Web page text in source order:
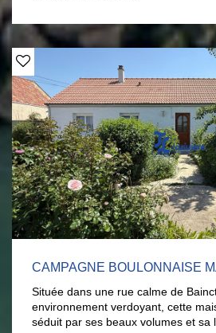
La maison dispose également d'un
garage et d'un jardin clos.
prévoir. AGENCE LARIVIERE WIMEREUX :
Située dans une rue calme de
environnement verdoyant, cette
séduit par ses beaux volumes et sa